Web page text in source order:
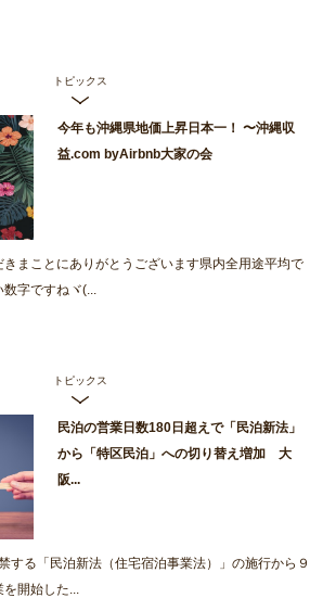
トピックス
今年も沖縄県地価上昇日本一！ 〜沖縄収
益.com byAirbnb大家の会
まことにありがとうございます県内全用途平均で
字ですねヾ(...
トピックス
民泊の営業日数180日超えで「民泊新法」
から「特区民泊」への切り替え増加 大
阪...
する「民泊新法（住宅宿泊事業法）」の施行から９
開始した...